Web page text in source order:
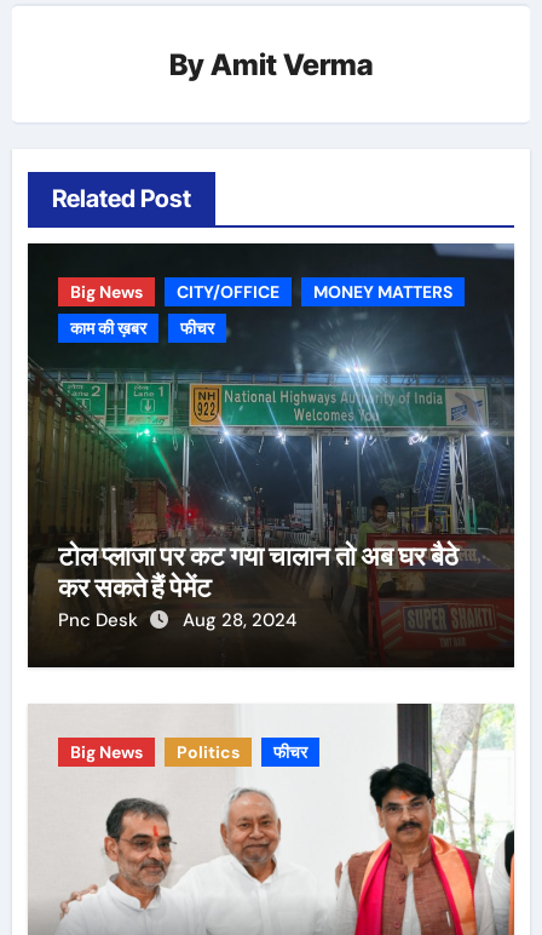
ByAmit Verma
Related Post
Big News CITY/OFFICE
MONEY MATTERS
काम की ख़बर
फीचर
टोल प्लाजा पर कट गया चालान तो अब घर बैठे
कर सकते हैं पेमेंट
Pnc Desk Aug 28, 2024
Big News Politics फीचर